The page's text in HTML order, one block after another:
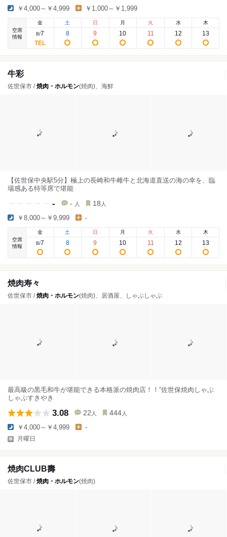
￥4,000～￥4,999 ￥1,000～￥1,999
空席
情報
金
8/7
土
8
日
9
月
10
火
11
水
12
木
13
牛彩
佐世保市 /焼肉・ホルモン(焼肉)、海鮮
【佐世保中央駅5分】極上の長崎和牛雌牛と北海道直送の海の幸を、臨
場感ある特等席で堪能
- - 人 18 人
￥8,000～￥9,999 -
空席
情報
金
8/7
土
8
日
9
月
10
火
11
水
12
木
13
焼肉寿々
佐世保市 /焼肉・ホルモン(焼肉)、居酒屋、しゃぶしゃぶ
最高級の黒毛和牛が堪能できる本格派の焼肉店！！“佐世保焼肉しゃぶ
しゃぶすきやき
3.08 22 人 444 人
￥4,000～￥4,999 -
月曜日
焼肉CLUB壽
佐世保市 /焼肉・ホルモン(焼肉)